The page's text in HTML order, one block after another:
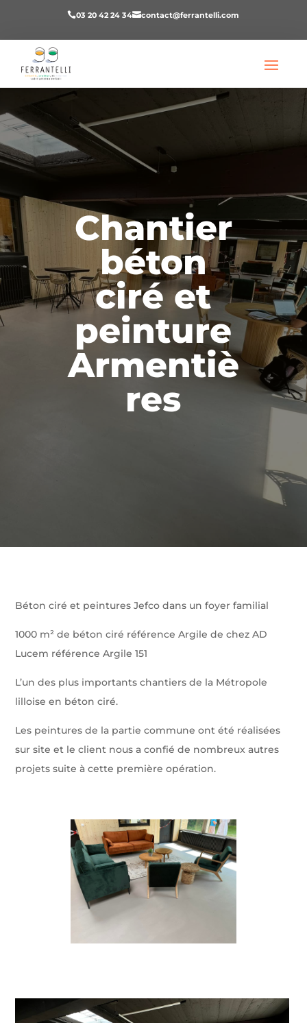
03 20 42 24 34contact@ferrantelli.com
Chantier
béton
ciré et
peinture
Armentiè
res
Béton ciré et peintures Jefco dans un foyer familial
1000 m² de béton ciré référence Argile de chez AD
Lucem référence Argile 151
L’un des plus importants chantiers de la Métropole
lilloise en béton ciré.
Les peintures de la partie commune ont été réalisées
sur site et le client nous a confié de nombreux autres
projets suite à cette première opération.